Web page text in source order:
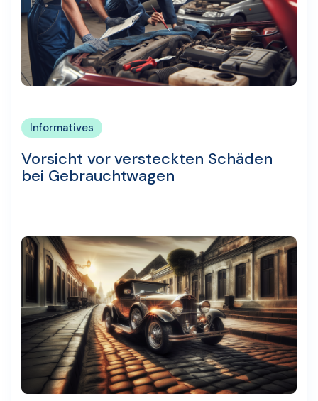
Informatives
Vorsicht vor versteckten Schäden
bei Gebrauchtwagen